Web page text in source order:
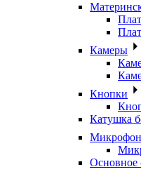
Камеры
Кнопки
Катушка
Основное